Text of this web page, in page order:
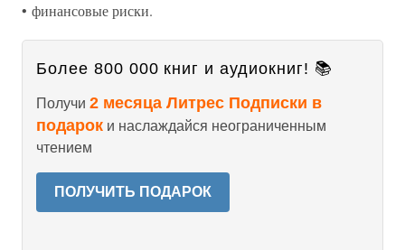
• финансовые риски.
Более 800 000 книг и аудиокниг! 📚
Получи 2 месяца Литрес Подписки в
подарок и наслаждайся неограниченным
чтением
ПОЛУЧИТЬ ПОДАРОК